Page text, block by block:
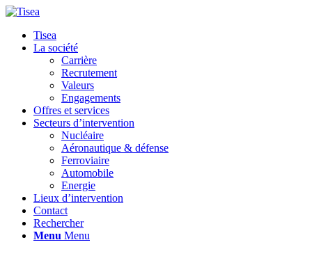
Tisea
La société
Carrière
Recrutement
Valeurs
Engagements
Offres et services
Secteurs d’intervention
Nucléaire
Aéronautique & défense
Ferroviaire
Automobile
Energie
Lieux d’intervention
Contact
Rechercher
Menu Menu